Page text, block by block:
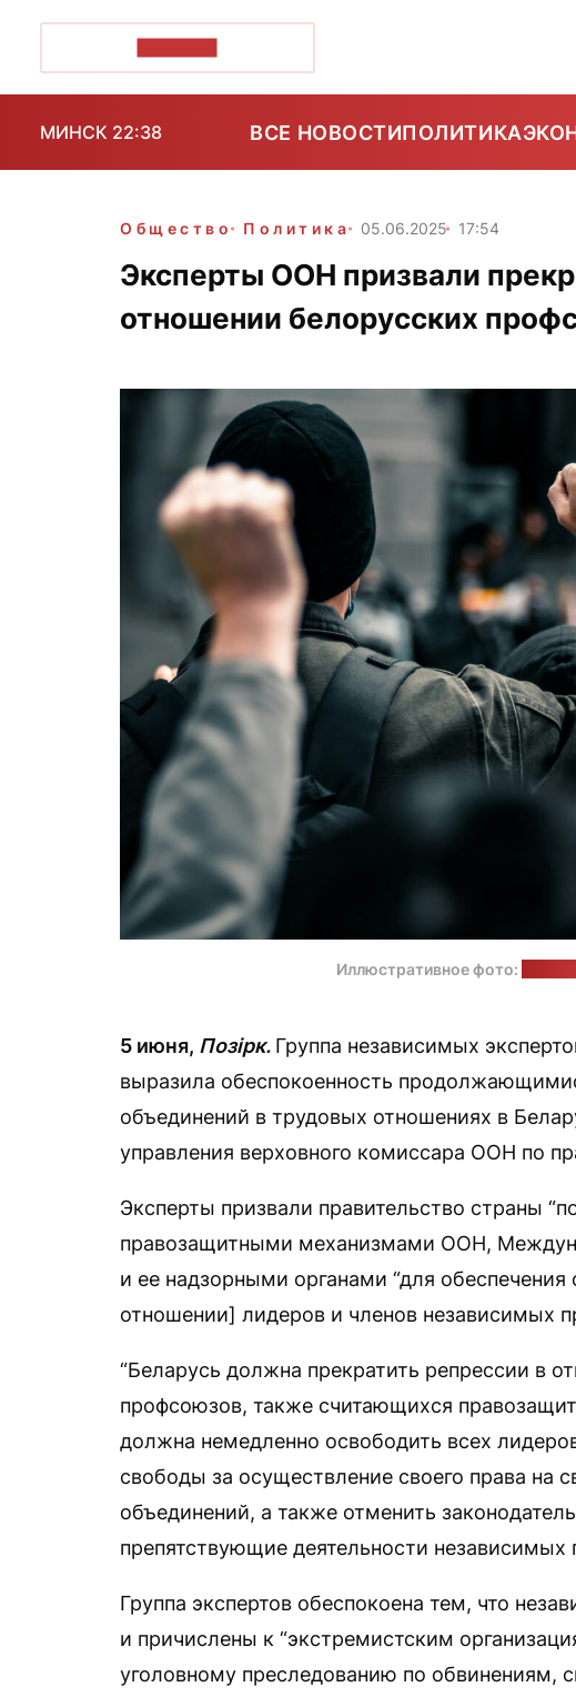
МИНСК 22:38 ВСЕ НОВОСТИПОЛИТИКА
Общество Политика 05.06.2025 17:54
Эксперты ООН призвали
отношении белорусских
Иллюстративное фото:
5 июня, Позірк. Группа независимых
выразила обеспокоенность
объединений в трудовых отношениях в
управления верховного комиссара ООН по
Эксперты призвали правительство страны
правозащитными механизмами ООН,
и ее надзорными органами “для
отношении] лидеров и членов независимых
“Беларусь должна прекратить репрессии в
профсоюзов, также считающихся
должна немедленно освободить всех
свободы за осуществление своего права на
объединений, а также отменить
препятствующие деятельности независимых
Группа экспертов обеспокоена тем, что
и причислены к “экстремистским
уголовному преследованию по обвинениям,